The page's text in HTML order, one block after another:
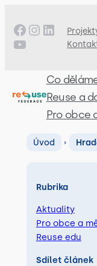
Facebook
YouTube
Co
Reuse a
Pro obce
Úvod ›
Rubrika
Aktuality
Pro obce a
Reuse edu
Sdílet článek